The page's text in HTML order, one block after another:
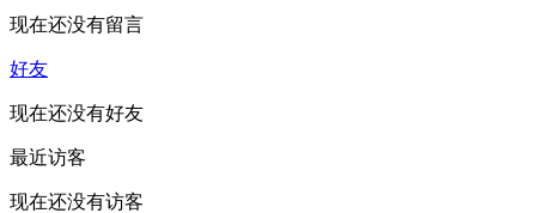
现在还没有留言
好友
现在还没有好友
最近访客
现在还没有访客